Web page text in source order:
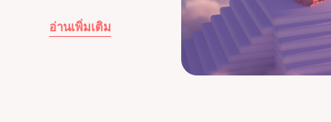
อ่านเพิ่มเติม